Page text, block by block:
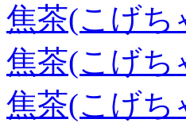
焦茶(こげち
焦茶(こげち
焦茶(こげち